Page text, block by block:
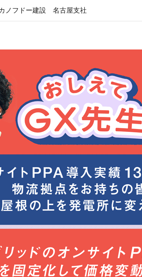
ノフドー建設 名古屋支社